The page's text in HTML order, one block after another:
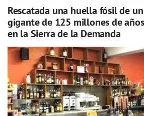
Rescatada una huella fósil de
gigante de 125 millones de
en la Sierra de la Demanda